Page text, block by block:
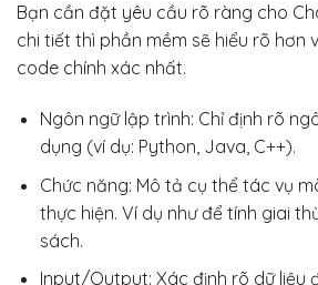
Bạn cần đặt yêu cầu rõ ràng cho
chi tiết thì phần mềm sẽ hiểu rõ hơn
code chính xác nhất.
Ngôn ngữ lập trình: Chỉ định rõ
dụng (ví dụ: Python, Java, C++).
Chức năng: Mô tả cụ thể tác vụ
thực hiện. Ví dụ như để tính giai
sách.
Input/Output: Xác định rõ dữ liệu